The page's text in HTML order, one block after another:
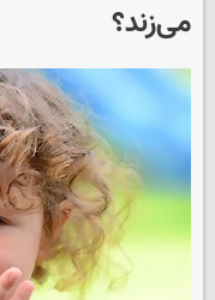
می‌زند؟